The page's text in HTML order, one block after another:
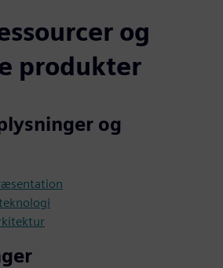
og
produkter
og